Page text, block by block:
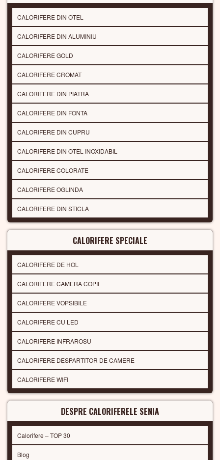
CALORIFERE DIN OTEL
CALORIFERE DIN ALUMINIU
CALORIFERE GOLD
CALORIFERE CROMAT
CALORIFERE DIN PIATRA
CALORIFERE DIN FONTA
CALORIFERE DIN CUPRU
CALORIFERE DIN OTEL INOXIDABIL
CALORIFERE COLORATE
CALORIFERE OGLINDA
CALORIFERE DIN STICLA
CALORIFERE SPECIALE
CALORIFERE DE HOL
CALORIFERE CAMERA COPII
CALORIFERE VOPSIBILE
CALORIFERE CU LED
CALORIFERE INFRAROSU
CALORIFERE DESPARTITOR DE CAMERE
CALORIFERE WIFI
DESPRE CALORIFERELE SENIA
Calorifere – TOP 30
Blog